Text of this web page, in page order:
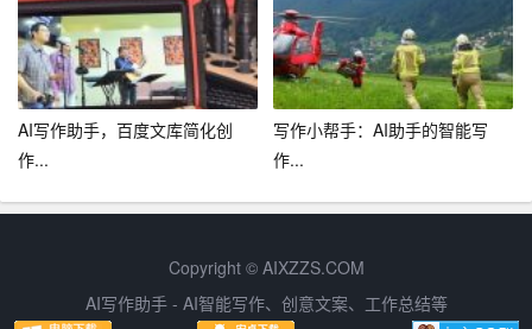
受技术带来的便利的同时，保持和提升我们的写作能力。
AI写作助手，百度文库简化创
作...
写作小帮手：AI助手的智能写
作...
Copyright © AIXZZS.COM
AI写作助手 - AI智能写作、创意文案、工作总结等